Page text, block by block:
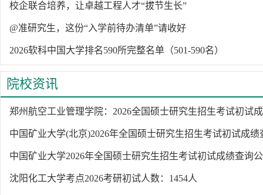
校企联合培养，让卓越工程人才“拔节生长”
@准研究生，这份“入学前待办清单”请收好
2026软科中国大学排名590所完整名单（501-590名）
院校资讯
郑州航空工业管理学院：2026全国硕士研究生招生考试初试
中国矿业大学(北京)2026年全国硕士研究生招生考试初试成绩
中国矿业大学2026年全国硕士研究生招生考试初试成绩查询
沈阳化工大学考点2026考研初试人数：1454人